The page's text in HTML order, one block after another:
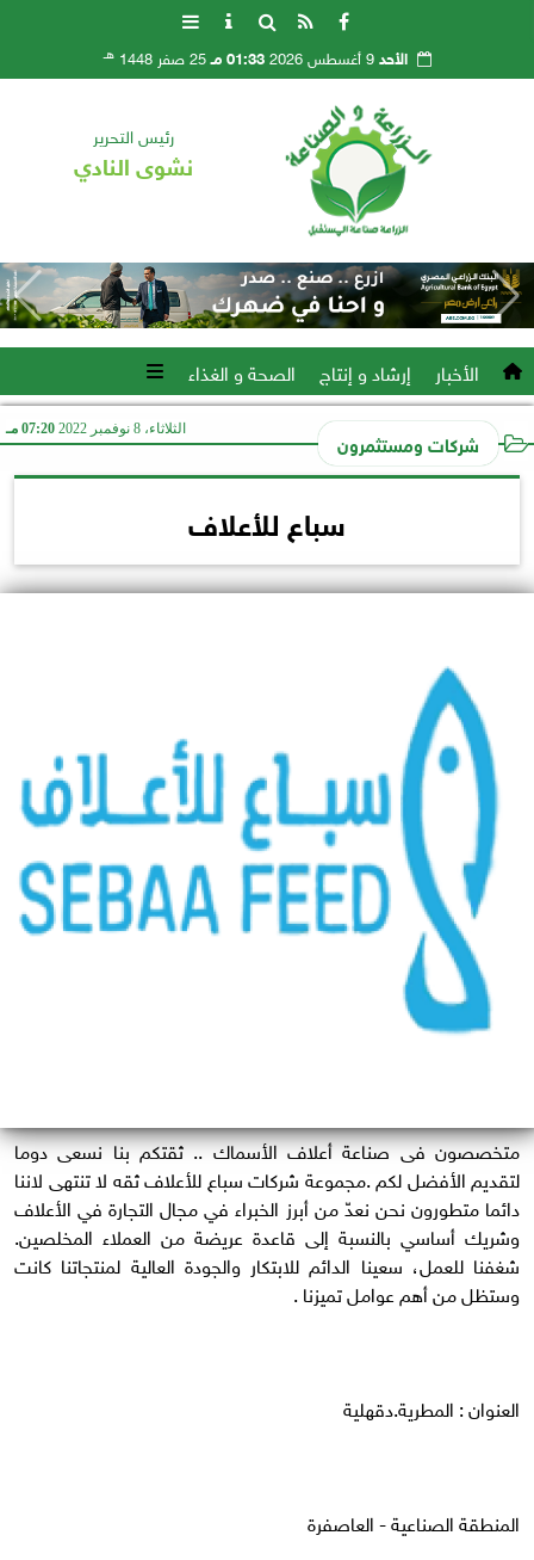
الأحد9 أغسطس 2026 01:33 مـ 25 صفر 1448 هـ
رئيس التحرير
نشوى النادي
الأخبار إرشاد و إنتاج الصحة و الغذاء
شركات ومستثمرون الثلاثاء، 8 نوفمبر 2022 07:20 مـ
سباع للأعلاف
متخصصون فى صناعة أعلاف الأسماك .. ثقتكم بنا نسعى دوما
لتقديم الأفضل لكم .مجموعة شركات سباع للأعلاف ثقه لا تنتهى لاننا
دائما متطورون نحن نعدّ من أبرز الخبراء في مجال التجارة في الأعلاف
وشريك أساسي بالنسبة إلى قاعدة عريضة من العملاء المخلصين.
شغفنا للعمل، سعينا الدائم للابتكار والجودة العالية لمنتجاتنا كانت
وستظل من أهم عوامل تميزنا .
العنوان : المطرية.دقهلية
المنطقة الصناعية - العاصفرة